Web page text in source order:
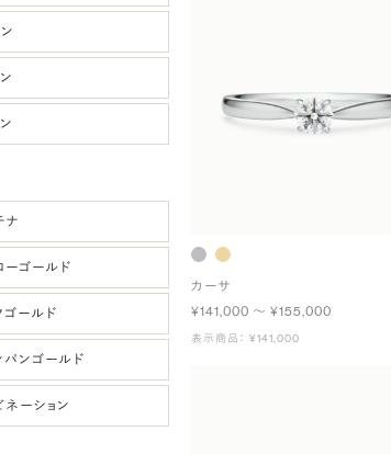
ナ
ーゴールド
ゴールド
パンゴールド
ネーション
カーサ
¥141,000 〜 ¥155,000
表示商品： ¥141,000